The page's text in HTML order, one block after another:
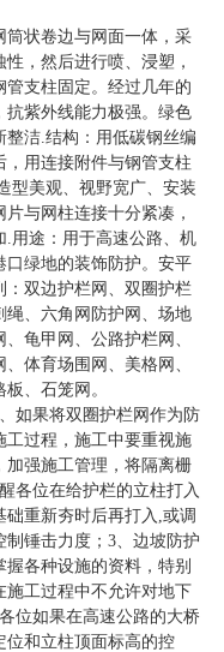
筒状卷边与网面一体，采
，然后进行喷、浸塑，
支柱固定。经过几年的
抗紫外线能力极强。绿色
洁.结构：用低碳钢丝编
用连接附件与钢管支柱
型美观、视野宽广、安装
与网柱连接十分紧凑，
.用途：用于高速公路、机
口绿地的装饰防护。安平
：双边护栏网、双圈护栏
绳、六角网防护网、场地
龟甲网、公路护栏网、
体育场围网、美格网、
、石笼网。
如果将双圈护栏网作为防
工过程，施工中要重视施
加强施工管理，将隔离栅
各位在给护栏的立柱打入
重新夯时后再打入,或调
锤击力度；3、边坡防护
各种设施的资料，特别
施工过程中不允许对地下
位如果在高速公路的大桥
位和立柱顶面标高的控